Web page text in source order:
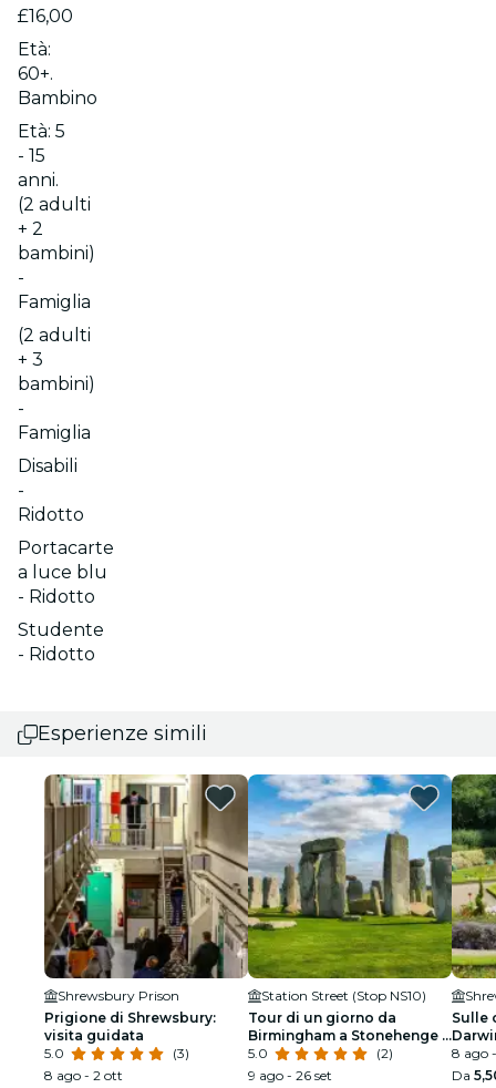
£16,00
Età:
60+.
Bambino
Età: 5
- 15
anni.
(2 adulti
+ 2
bambini)
-
Famiglia
(2 adulti
+ 3
bambini)
-
Famiglia
Disabili
-
Ridotto
Portacarte
a luce blu
- Ridotto
Studente
- Ridotto
Esperienze simili
Shrewsbury Prison
Prigione di Shrewsbury:
visita guidata
5.0
(3)
8 ago - 2 ott
Station Street (Stop NS10)
Tour di un giorno da
Birmingham a Stonehenge e
Bath
5.0
(2)
9 ago - 26 set
Sulle
8 ago
Da